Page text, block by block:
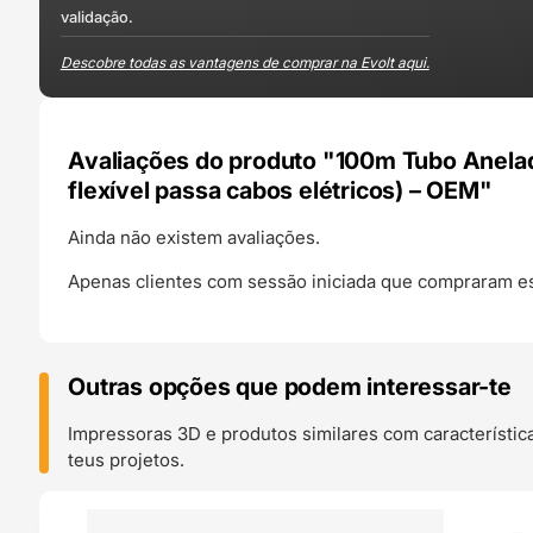
validação.
Descobre todas as vantagens de comprar na Evolt aqui.
Avaliações do produto "100m Tubo
flexível passa cabos elétricos) – OEM"
Ainda não existem avaliações.
Apenas clientes com sessão iniciada que compraram
Outras opções que podem interessar-te
Impressoras 3D e produtos similares com
teus projetos.